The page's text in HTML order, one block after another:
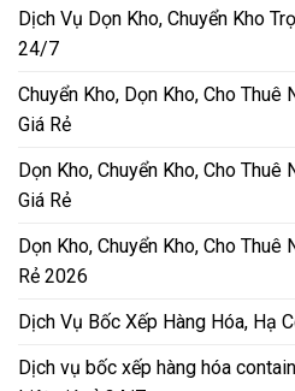
Dịch Vụ Dọn Kho, Chuyển Kho
24/7
Chuyển Kho, Dọn Kho, Cho Thuê
Giá Rẻ
Dọn Kho, Chuyển Kho, Cho
Giá Rẻ
Dọn Kho, Chuyển Kho, Cho Thuê
Rẻ 2026
Dịch Vụ Bốc Xếp Hàng Hóa, Hạ
Dịch vụ bốc xếp hàng hóa